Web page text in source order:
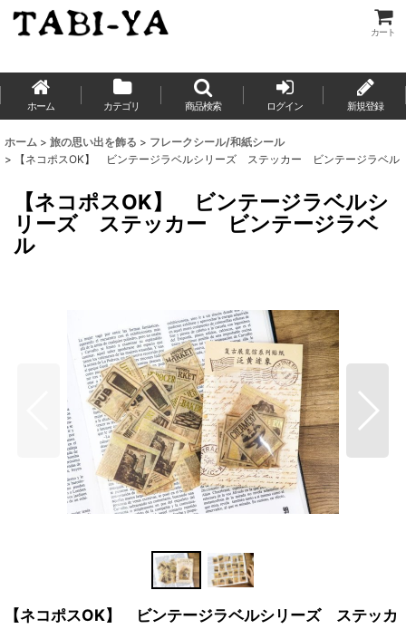
カート
ホーム カテゴリ 商品検索 ログイン 新規登録
ホーム > 旅の思い出を飾る > フレークシール/和紙シール
>
【ネコポスOK】 ビンテージラベルシリーズ ステッカー ビンテージラベル
【ネコポスOK】 ビンテージラベルシ
リーズ ステッカー ビンテージラベ
ル
【ネコポスOK】 ビンテージラベルシリーズ ステッカ